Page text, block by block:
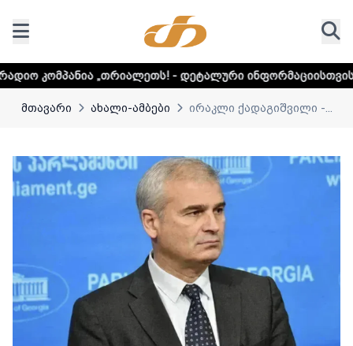
„თრიალეთს! - დეტალური ინფორმაციისთვის დააკლიკეთ
მთავარი ახალი-ამბები ირაკლი ქადაგიშვილი -...